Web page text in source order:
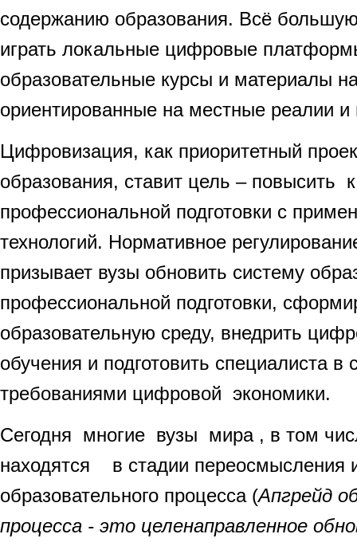
содержанию образования. Всё
играть локальные цифровые
образовательные курсы и материалы
ориентированные на местные реалии и
Цифровизация, как приоритетный
образования, ставит цель – повысить
профессиональной подготовки с
технологий. Нормативное
призывает вузы обновить систему
профессиональной подготовки,
образовательную среду, внедрить
обучения и подготовить специалиста в
требованиями цифровой экономики.
Сегодня многие вузы мира , в том
находятся в стадии переосмысления
образовательного процесса (Апгрейд
процесса - это целенаправленное